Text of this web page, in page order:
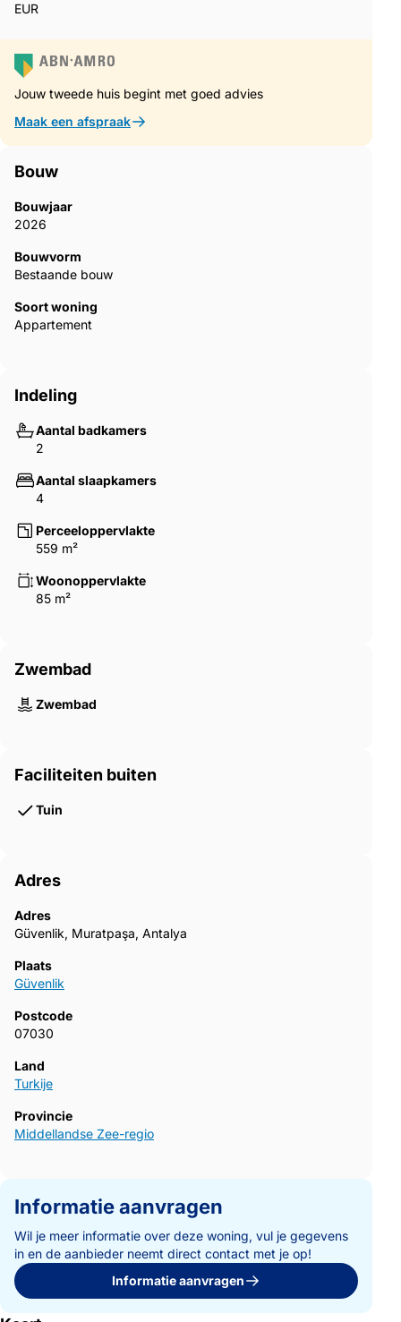
EUR
Jouw tweede huis begint met goed advies
Maak een afspraak
Bouw
Bouwjaar
2026
Bouwvorm
Bestaande bouw
Soort woning
Appartement
Indeling
Aantal badkamers
2
Aantal slaapkamers
4
Perceeloppervlakte
559 m²
Woonoppervlakte
85 m²
Zwembad
Zwembad
Faciliteiten buiten
Tuin
Adres
Adres
Güvenlik, Muratpaşa, Antalya
Plaats
Güvenlik
Postcode
07030
Land
Turkije
Provincie
Middellandse Zee-regio
Informatie aanvragen
Wil je meer informatie over deze woning, vul je gegevens
in en de aanbieder neemt direct contact met je op!
Informatie aanvragen